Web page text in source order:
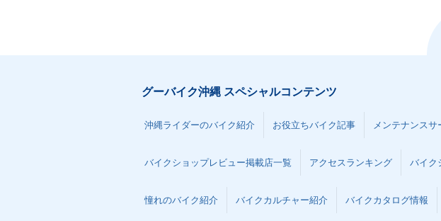
グーバイク沖縄 スペシャルコンテンツ
沖縄ライダーのバイク紹介 お役立ちバイク記事 メンテナンスサ
バイクショップレビュー掲載店一覧 アクセスランキング バイク
憧れのバイク紹介 バイクカルチャー紹介 バイクカタログ情報